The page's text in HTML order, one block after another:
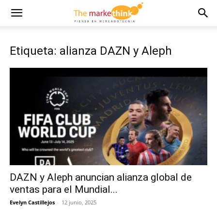
Etiqueta: alianza DAZN y Aleph
DAZN y Aleph anuncian alianza global de
ventas para el Mundial...
Evelyn Castillejos - 12 junio, 2025